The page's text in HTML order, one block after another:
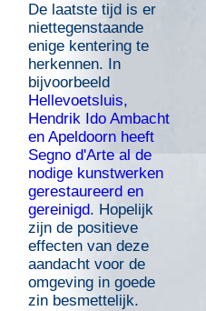
De laatste tijd is er
niettegenstaande
enige kentering te
herkennen. In
bijvoorbeeld
Hellevoetsluis,
Hendrik Ido Ambacht
en Apeldoorn heeft
Segno d'Arte al de
nodige kunstwerken
gerestaureerd en
gereinigd. Hopelijk
zijn de positieve
effecten van deze
aandacht voor de
omgeving in goede
zin besmettelijk.